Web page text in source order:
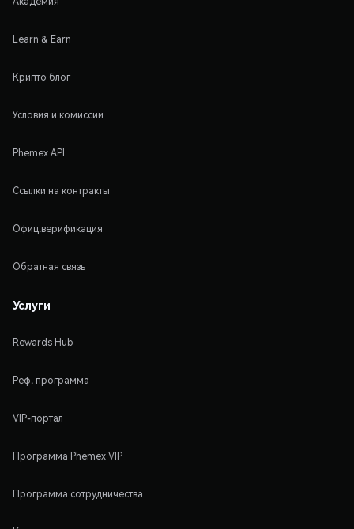
Learn & Earn
Крипто блог
Условия и комиссии
Phemex API
Ссылки на контракты
Офиц.верификация
Обратная связь
Услуги
Rewards Hub
Реф. программа
VIP-портал
Программа Phemex VIP
Программа сотрудничества